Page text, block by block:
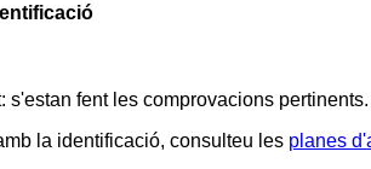
s'estan fent les comprovacions pertinents.
la identificació, consulteu les planes